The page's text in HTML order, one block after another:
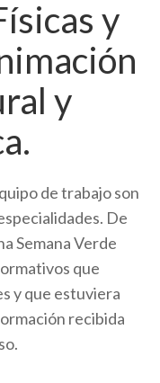
y
y
de trabajo son
De
Semana Verde
que
y que estuviera
recibida